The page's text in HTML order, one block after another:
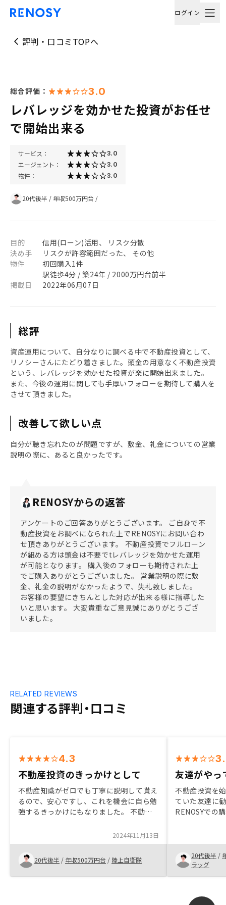
ログイン
評判・口コミTOPへ
総合評価： 3.0
レバレッジを効かせた投資がお任せ
で開始出来る
サービス： 3.0
エージェント： 3.0
物件： 3.0
20代後半 / 年収500万円台 /
目的
信用(ローン)活用、 リスク分散
決め手
リスクが許容範囲だった、 その他
物件
初回購入1件
駅徒歩4分 / 築24年 / 2000万円台前半
掲載日
2022年06月07日
総評
資産運用について、自分なりに調べる中で不動産投資として、
リノシーさんにたどり着きました。頭金の用意なく不動産投資
という、レバレッジを効かせた投資が楽に開始出来ました。
また、今後の運用に関しても手厚いフォローを期待して購入を
させて頂きました。
改善して欲しい点
自分が聴き忘れたのが問題ですが、敷金、礼金についての営業
説明の際に、あると良かったです。
RENOSYからの返答
アンケートのご回答ありがとうございます。 ご自身で不
動産投資をお調べになられた上でRENOSYにお問い合わ
せ頂きありがとうございます。 不動産投資でフルローン
が組める方は頭金は不要でtレバレッジを効かせた運用
が可能となります。 購入後のフォローも期待された上
でご購入ありがとうございました。 営業説明の際に敷
金、礼金の説明がなかったようで、失礼致しました。
お客様の要望にきちんとした対応が出来る様に指導した
いと思います。 大変貴重なご意見誠にありがとうござ
いました。
関連する評判・口コミ
RELATED REVIEWS
4.3
不動産投資のきっかけとして
不動産知識がゼロでも丁寧に説明して貰え
るので、安心ですし、これを機会に自ら勉
強するきっかけにもなりました。 不動産
もりだったので、丁寧な説明が長く感じは
した。
2024年11月13日
20代後半 / 年収500万円台 / 陸上自衛隊
友達がやっ
不動産投資を
ていた友達に
RENOSYでの
括管理できる
20代後半 /
ラッグ